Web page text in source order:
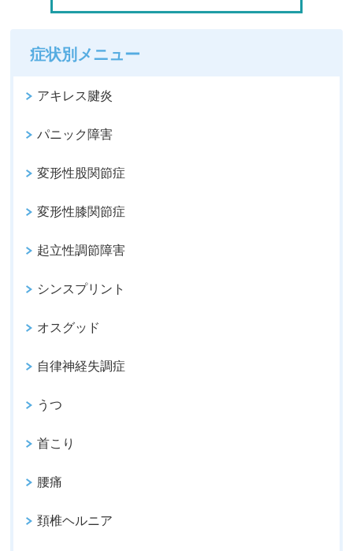
症状別メニュー
アキレス腱炎
パニック障害
変形性股関節症
変形性膝関節症
起立性調節障害
シンスプリント
オスグッド
自律神経失調症
うつ
首こり
腰痛
頚椎ヘルニア